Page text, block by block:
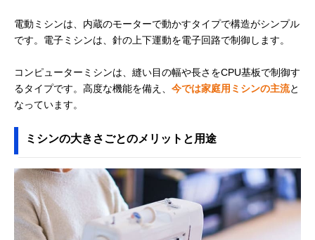
電動ミシンは、内蔵のモーターで動かすタイプで構造がシンプル
です。電子ミシンは、針の上下運動を電子回路で制御します。
コンピューターミシンは、縫い目の幅や長さをCPU基板で制御す
るタイプです。高度な機能を備え、 今では家庭用ミシンの主流と
なっています。
ミシンの大きさごとのメリットと用途